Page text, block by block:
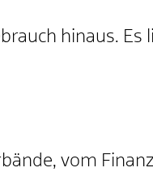
hinaus. Es
vom